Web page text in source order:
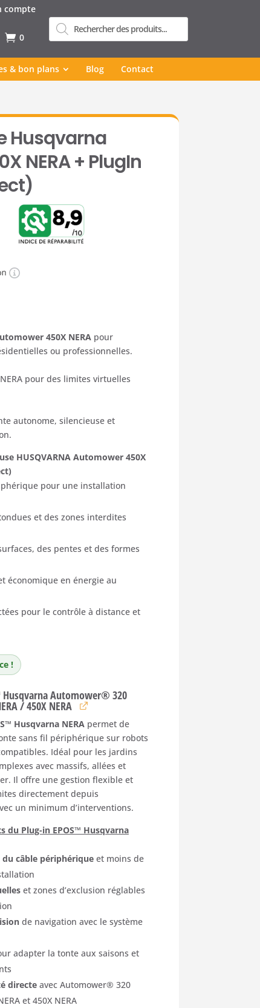
compte
0
Recherche
de
produits
& bon plans Blog Contact
Husqvarna
NERA + PlugIn
€.
450X NERApour
ou professionnelles.
pour des limites virtuelles
autonome, silencieuse et
HUSQVARNA Automower 450X
pour une installation
et des zones interdites
des pentes et des formes
économique en énergie au
pour le contrôle à distance et
!
Husqvarna Automower® 320
/ 450X NERA
Husqvarna NERApermet de
sans fil périphérique sur robots
Idéal pour les jardins
avec massifs, allées et
Il offre une gestion flexible et
directement depuis
un minimum d’interventions.
du Plug-in EPOS™ Husqvarna
du câble périphériqueet moins de
et zones d’exclusion réglables
de navigation avec le système
adapter la tonte aux saisons et
directeavec Automower® 320
et 450X NERA